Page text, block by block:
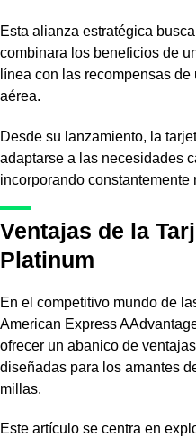
Esta alianza estratégica
combinara los beneficios de
línea con las recompensas
aérea.
Desde su lanzamiento, la
adaptarse a las necesidades
incorporando
Ventajas de la
Platinum
En el competitivo mundo de
American Express
ofrecer un abanico de
diseñadas para los amantes
millas.
Este artículo se centra en